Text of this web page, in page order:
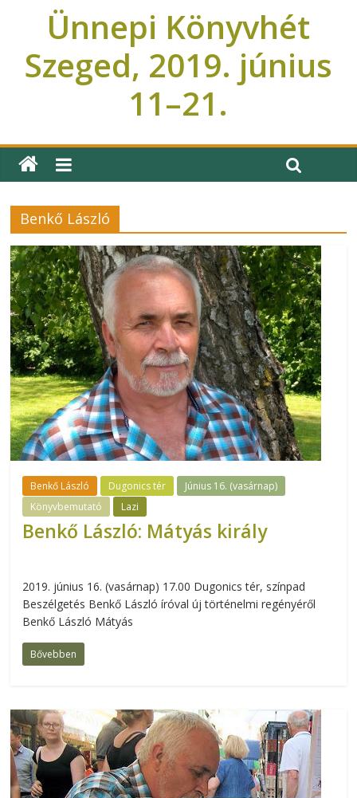
Ünnepi Könyvhét
Szeged, 2019. június
11–21.
Benkő László
Benkő László Dugonics tér
Június 16. (vasárnap)
Könyvbemutató
Lazi
Benkő László: Mátyás király
2019. június 16. (vasárnap) 17.00 Dugonics tér, színpad
Beszélgetés Benkő László íróval új történelmi regényéről
Benkő László Mátyás
Bővebben